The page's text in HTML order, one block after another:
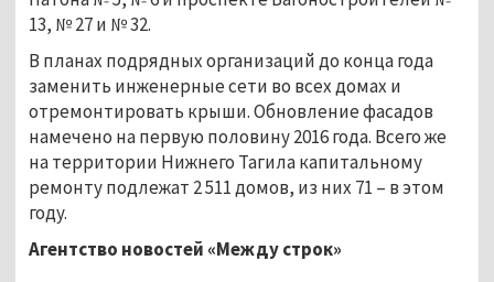
13, № 27 и № 32.
В планах подрядных организаций до конца года
заменить инженерные сети во всех домах и
отремонтировать крыши. Обновление фасадов
намечено на первую половину 2016 года. Всего же
на территории Нижнего Тагила капитальному
ремонту подлежат 2 511 домов, из них 71 – в этом
году.
Агентство новостей «Между строк»